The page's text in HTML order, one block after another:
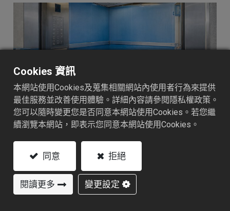
認識建築與裝潢保護應用
Cookies 資訊
本網站使用Cookies及蒐集相關網站內使用者行為來提供
最佳服務並改善使用體驗。詳細內容請參閱隱私權政策。
您可以隨時變更您是否同意本網站使用Cookies。若您繼
續瀏覽本網站，即表示您同意本網站使用Cookies。
同意 拒絕
閱讀更多 變更設定